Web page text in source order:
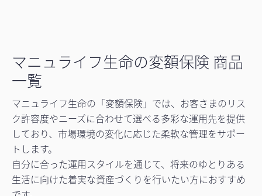
マニュライフ生命の変額保険 商品
一覧
マニュライフ生命の「変額保険」では、お客さまのリス
ク許容度やニーズに合わせて選べる多彩な運用先を提供
しており、市場環境の変化に応じた柔軟な管理をサポー
トします。
自分に合った運用スタイルを通じて、将来のゆとりある
生活に向けた着実な資産づくりを行いたい方におすすめ